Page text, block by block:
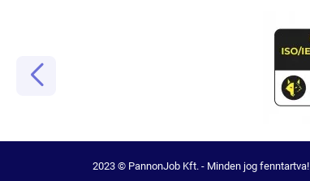
2023 © PannonJob Kft. - Minden jog fenntartva!